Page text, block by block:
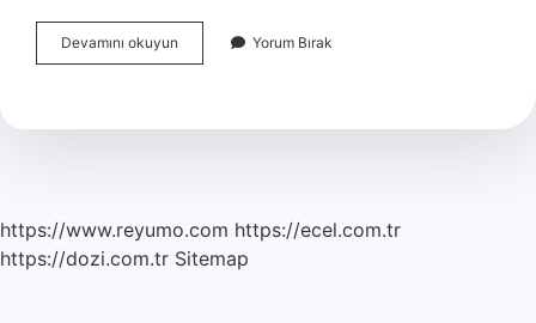
Devamını okuyun
Dilinde
Demek
Yorum Bırak
https://www.reyumo.com https://ecel.com.tr
https://dozi.com.tr Sitemap